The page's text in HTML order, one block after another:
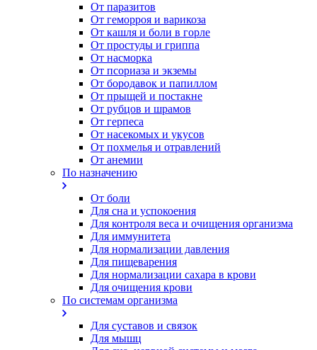
От паразитов
Oт геморроя и варикоза
От кашля и боли в горле
От простуды и гриппа
От насморка
Oт псориаза и экземы
От бородавок и папиллом
От прыщей и постакне
От рубцов и шрамов
От герпеса
От насекомых и укусов
От похмелья и отравлений
От анемии
По назначению
От боли
Для сна и успокоения
Для контроля веса и очищения организма
Для иммунитета
Для нормализации давления
Для пищеварения
Для нормализации сахара в крови
Для очищения крови
По системам организма
Для суставов и связок
Для мышц